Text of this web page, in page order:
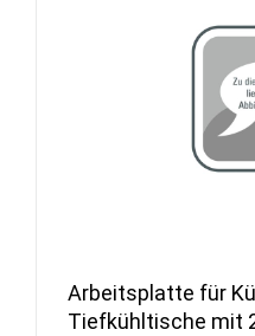
Arbeitsplatte für
Tiefkühltische mit